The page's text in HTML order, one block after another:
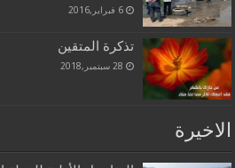
6 فبراير,2016
تذكرة المتقين
28 سبتمبر,2018
الاخيرة